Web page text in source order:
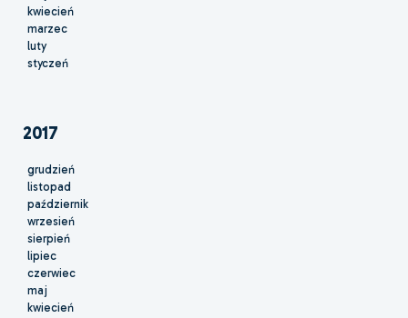
kwiecień
marzec
luty
styczeń
2017
grudzień
listopad
październik
wrzesień
sierpień
lipiec
czerwiec
maj
kwiecień